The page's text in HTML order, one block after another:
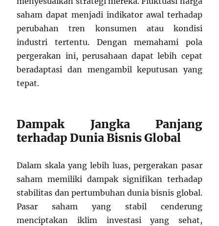
saham dapat menjadi indikator awal terhadap
perubahan tren konsumen atau kondisi
industri tertentu. Dengan memahami pola
pergerakan ini, perusahaan dapat lebih cepat
beradaptasi dan mengambil keputusan yang
tepat.
Dampak Jangka Panjang
terhadap Dunia Bisnis Global
Dalam skala yang lebih luas, pergerakan pasar
saham memiliki dampak signifikan terhadap
stabilitas dan pertumbuhan dunia bisnis global.
Pasar saham yang stabil cenderung
menciptakan iklim investasi yang sehat,